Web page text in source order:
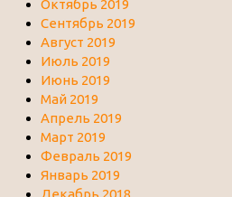
Октябрь 2019
Сентябрь 2019
Август 2019
Июль 2019
Июнь 2019
Май 2019
Апрель 2019
Март 2019
Февраль 2019
Январь 2019
Декабрь 2018